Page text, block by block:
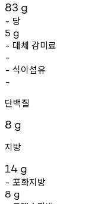
83 g
- 당
5 g
- 대체 감미료
-
- 식이섬유
-
단백질
8 g
지방
14 g
- 포화지방
8 g